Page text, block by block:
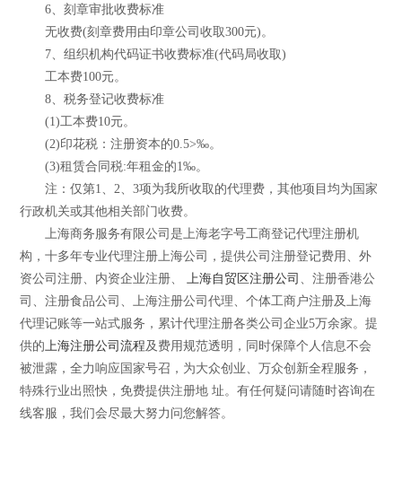
6、刻章审批收费标准
无收费(刻章费用由印章公司收取300元)。
7、组织机构代码证书收费标准(代码局收取)
工本费100元。
8、税务登记收费标准
(1)工本费10元。
(2)印花税：注册资本的0.5>‰。
(3)租赁合同税:年租金的1‰。
注：仅第1、2、3项为我所收取的代理费，其他项目均为国家
行政机关或其他相关部门收费。
上海商务服务有限公司是上海老字号工商登记代理注册机
构，十多年专业代理注册上海公司，提供公司注册登记费用、外
资公司注册、内资企业注册、
上海自贸区注册公司
、注册香港公
司、注册食品公司、上海注册公司代理、个体工商户注册及上海
代理记账等一站式服务，累计代理注册各类公司企业5万余家。提
供的 上海注册公司流程及费用规范透明，同时保障个人信息不会
被泄露，全力响应国家号召，为大众创业、万众创新全程服务，
特殊行业出照快，免费提供注册地 址。有任何疑问请随时咨询在
线客服，我们会尽最大努力问您解答。